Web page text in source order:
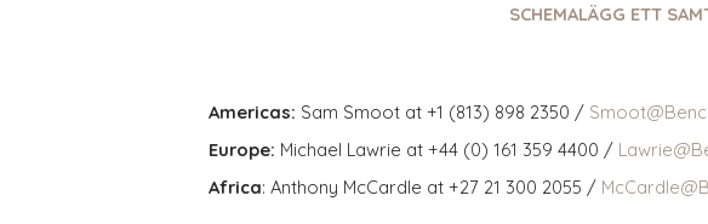
SCHEMALÄGG ETT
Americas: Sam Smoot at +1 (813) 898 2350 /
Europe: Michael Lawrie at +44 (0) 161 359 4400 /
Africa: Anthony McCardle at +27 21 300 2055 /